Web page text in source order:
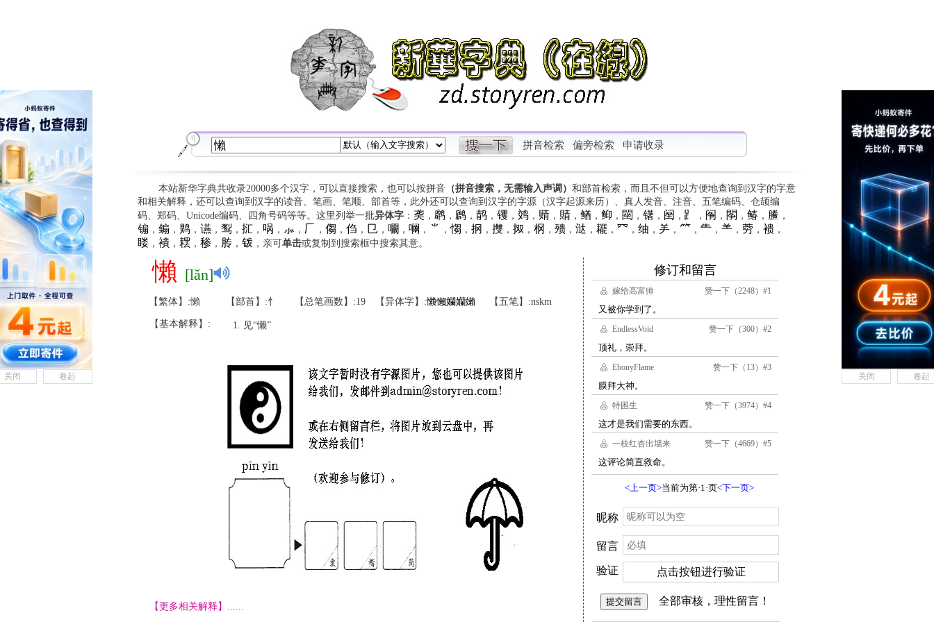
拼音检索 偏旁检索 申请收录
本站新华字典共收录20000多个汉字，可以直接搜索，也可以按拼音（拼音搜索，无需输入声调） 和部首检索，而且不但可以方便地查询到汉字的字意
和相关解释，还可以查询到汉字的读音、笔画、笔顺、部首等，此外还可以查询到汉字的字源（汉字起源来历）、真人发音、注音、五笔编码、仓颉编
码、郑码、Unicode编码、四角号码等等。这里列举一批异体字： 䶮 ， 䴙， 䴘， 䴖， 䦆， 䴔， 䞍， 䝼， 䲡 ， 䲟 ， 䦟 ， 䦃， 䦷 ， ⻊ ， 䦶 ， 䦛 ， 䲠 ， 䲢 ，
䦂 ， 䥇 ， 䴗， 䜩， 䴕， 㧟 ， 㖞 ， ⺗ ， 𠂆 ， 㑳 ， 㑇 ， 㔾 ， 㘚 ， 㘎 ， ⺌ ， 㥮 ， 㧏 ， 㩳， 㧐 ， 㭎 ， 㱮， 㳠 ， 䎱 ， ⺳ ， 䌷 ， ⺶， ⺮ ， ⺧， ⺷， 䓖， 䙌，
䁖， 䙡， 䎬 ， 䅟， 䏝， 䥽，亲可单击或复制到搜索框中搜索其意。
懶 [lǎn]
【繁体】:懶 【部首】:忄 【总笔画数】:19 【异体字】:懒懶孄孏嬾 【五笔】:nskm
【基本解释】: 见“懒”
【更多相关解释】......
关闭 卷起 关闭 卷起